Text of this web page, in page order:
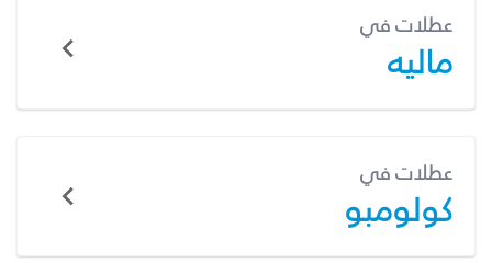
عطلات في
ماليه
عطلات في
كولومبو